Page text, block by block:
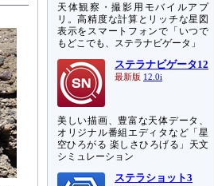
天体観察・撮影用モバイルアプ
リ。高精度な計算とリッチな星図
表示をスマートフォンで「いつで
もどこでも、ステラナビゲータ」
ステラナビゲータ12
最新版 12.0i
美しい描画、豊富な天体データ、
オリジナル番組エディタなど「星
空ひろがる 楽しさひろげる」天文
シミュレーション
ステラショット3